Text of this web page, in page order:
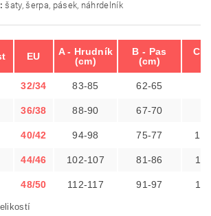
šaty, šerpa, pásek, náhrdelník
EU
A - Hrudník
(cm)
B - Pas
(cm)
C -
32/34 83-85 62-65
36/38 88-90 67-70
40/42 94-98 75-77
44/46 102-107 81-86
48/50 112-117 91-97